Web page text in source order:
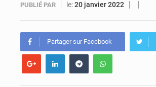
PUBLIÉ PAR le:20 janvier 2022
Partager sur Facebook